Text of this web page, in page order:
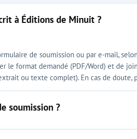
à Éditions de Minuit ?
de soumission ou par e-mail,
le format demandé (PDF/Word) et de
ou texte complet). En cas de
soumission ?